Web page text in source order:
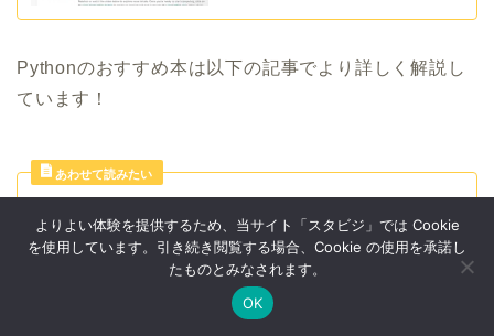
Pythonのおすすめ本は以下の記事でより詳しく解説し
ています！
勉強する上でオススメな本を徹
底的にまとめていく！
よりよい体験を提供するため、当サイト「スタビジ」では Cookie
を使用しています。引き続き閲覧する場合、Cookie の使用を承諾し
たものとみなされます。
OK